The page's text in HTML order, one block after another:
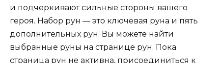
и подчеркивают сильные стороны вашего
героя. Набор рун — это ключевая руна и пять
дополнительных рун. Вы можете найти
выбранные руны на странице рун. Пока
страница рун не активна, присоединиться к